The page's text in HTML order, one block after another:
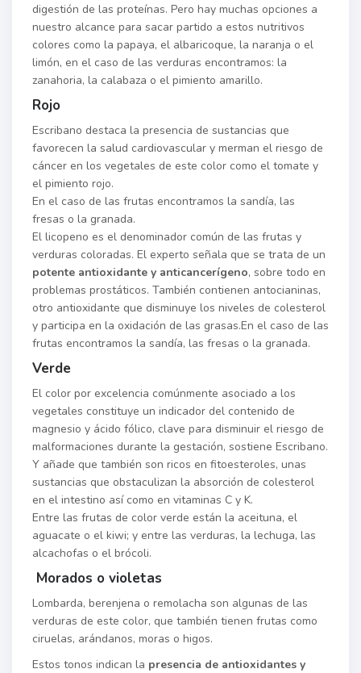
digestión de las proteínas. Pero hay muchas opciones a
nuestro alcance para sacar partido a estos nutritivos
colores como la papaya, el albaricoque, la naranja o el
limón, en el caso de las verduras encontramos: la
zanahoria, la calabaza o el pimiento amarillo.
Rojo
Escribano destaca la presencia de sustancias que
favorecen la salud cardiovascular y merman el riesgo de
cáncer en los vegetales de este color como el tomate y
el pimiento rojo.
En el caso de las frutas encontramos la sandía, las
fresas o la granada.
El licopeno es el denominador común de las frutas y
verduras coloradas. El experto señala que se trata de un
potente antioxidante y anticancerígeno, sobre todo en
problemas prostáticos. También contienen antocianinas,
otro antioxidante que disminuye los niveles de colesterol
y participa en la oxidación de las grasas.En el caso de las
frutas encontramos la sandía, las fresas o la granada.
Verde
El color por excelencia comúnmente asociado a los
vegetales constituye un indicador del contenido de
magnesio y ácido fólico, clave para disminuir el riesgo de
malformaciones durante la gestación, sostiene Escribano.
Y añade que también son ricos en fitoesteroles, unas
sustancias que obstaculizan la absorción de colesterol
en el intestino así como en vitaminas C y K.
Entre las frutas de color verde están la aceituna, el
aguacate o el kiwi; y entre las verduras, la lechuga, las
alcachofas o el brócoli.
Morados o violetas
Lombarda, berenjena o remolacha son algunas de las
verduras de este color, que también tienen frutas como
ciruelas, arándanos, moras o higos.
Estos tonos indican la presencia de antioxidantes y